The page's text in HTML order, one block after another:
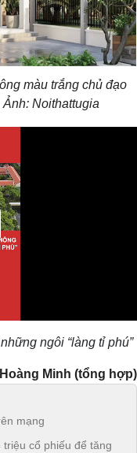
màu trắng chủ đạo
Noithattugia
ngôi “làng tỉ phú”
Hoàng Minh (tổng hợp)
mạng
cổ phiếu để tăng